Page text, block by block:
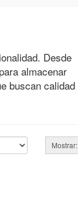
Desde
almacenar
buscan calidad
Mostrar: